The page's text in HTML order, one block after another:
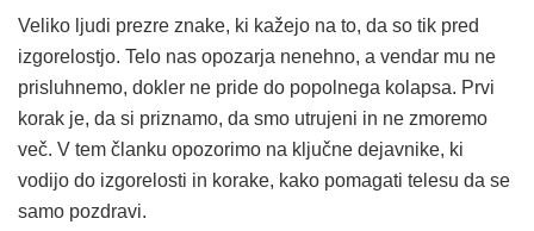
Veliko ljudi prezre znake, ki kažejo na to, da so tik pred
izgorelostjo. Telo nas opozarja nenehno, a vendar mu ne
prisluhnemo, dokler ne pride do popolnega kolapsa. Prvi
korak je, da si priznamo, da smo utrujeni in ne zmoremo
več. V tem članku opozorimo na ključne dejavnike, ki
vodijo do izgorelosti in korake, kako pomagati telesu da se
samo pozdravi.